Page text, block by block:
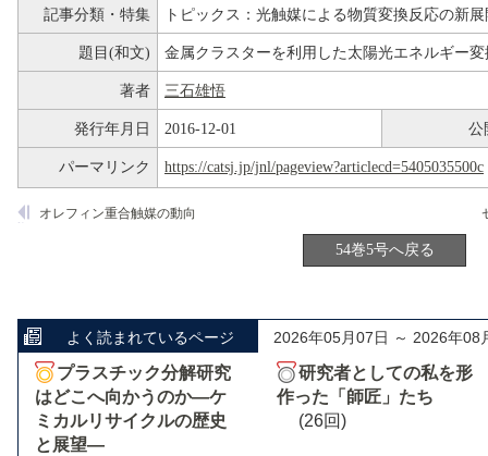
記事分類・特集 トピックス：光触媒による物質変換反応の新展
題目(和文) 金属クラスターを利用した太陽光エネルギー
著者 三石雄悟
発行年月日 2016-12-01 公
パーマリンク https://catsj.jp/jnl/pageview?articlecd=5405035500c
オレフィン重合触媒の動向
54巻5号へ戻る
よく読まれているページ 2026年05月07日 ～ 2026年08
プラスチック分解研究
はどこへ向かうのか―ケ
ミカルリサイクルの歴史
と展望―
研究者としての私を形
作った「師匠」たち
(26回)